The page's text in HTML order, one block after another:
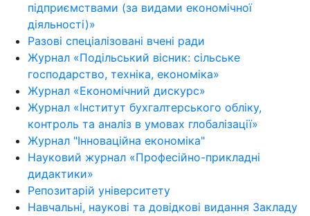
підприємствами (за видами економічної
діяльності)»
Разові спеціалізовані вчені ради
Журнал «Подільський вісник: сільське
господарство, техніка, економіка»
Журнал «Економічний дискурс»
Журнал «Інститут бухгалтерського обліку,
контроль та аналіз в умовах глобалізації»
Журнал "Інноваційна економіка"
Науковий журнал «Професійно-прикладні
дидактики»
Репозитарій університету
Навчальні, наукові та довідкові видання Закладу